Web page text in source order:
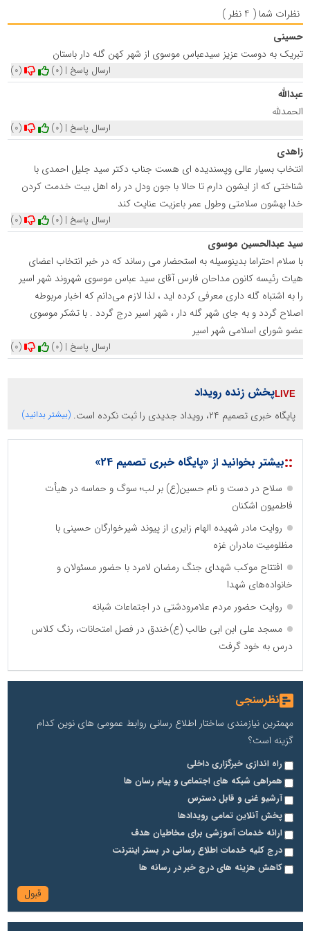
نظرات شما ( 4 نظر )
حسینی
تبریک به دوست عزیز سیدعباس موسوی از شهر کهن گله دار باستان
(0)
(0) ارسال پاسخ |
عبدالله
الحمدلله
(0)
(0) ارسال پاسخ |
زاهدی
انتخاب بسیار عالی وپسندیده ای هست جناب دکتر سید جلیل احمدی با
شناختی که از ایشون دارم تا حالا با جون ودل در راه اهل بیت خدمت کردن
خدا بهشون سلامتی وطول عمر باعزیت عنایت کند
(0)
(0) ارسال پاسخ |
سید عبدالحسین موسوی
با سلام احتراما بدینوسیله به استحضار می رساند که در خبر انتخاب اعضای
هیات رئیسه کانون مداحان فارس آقای سید عباس موسوی شهروند شهر اسیر
را به اشتباه گله داری معرفی کرده اید ، لذا لازم می‌دانم که اخبار مربوطه
اصلاح گردد و به جای شهر گله دار ، شهر اسیر درج گردد . با تشکر موسوی
عضو شورای اسلامی شهر اسیر
(0)
(0) ارسال پاسخ |
پخش زنده رویداد
پایگاه خبری تصمیم 24، رویداد جدیدی را ثبت نکرده است. (بیشتر بدانید)
::بیشتر بخوانید از «پایگاه خبری تصمیم 24»
سلاح در دست و نام حسین(ع) بر لب؛ سوگ و حماسه در هیأت
فاطمیون اشکنان
روایت مادر شهیده الهام زایری از پیوند شیرخوارگان حسینی با
مظلومیت مادران غزه
افتتاح موکب شهدای جنگ رمضان لامرد با حضور مسئولان و
خانواده‌های شهدا
روایت حضور مردم علامرودشتی در اجتماعات شبانه
مسجد علی ابن ابی طالب (ع)خندق در فصل امتحانات، رنگ کلاس
درس به خود گرفت
نظرسنجی
مهمترین نیازمندی ساختار اطلاع رسانی روابط عمومی های نوین کدام
گزینه است؟
راه اندازی خبرگزاری داخلی
همراهی شبکه های اجتماعی و پیام رسان ها
آرشیو غنی و قابل دسترس
پخش آنلاین تمامی رویدادها
ارائه خدمات آموزشی برای مخاطیان هدف
درج کلیه خدمات اطلاع رسانی در بستر اینترنت
کاهش هزینه های درج خبر در رسانه ها